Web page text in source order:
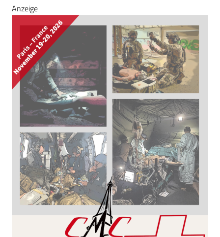
Anzeige